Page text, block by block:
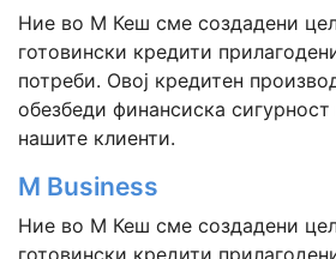
Ние во М Кеш сме создадени
готовински кредити
потреби. Овој кредитен
обезбеди финансиска
нашите клиенти.
M Business
Ние во М Кеш сме создадени
готовински кредити